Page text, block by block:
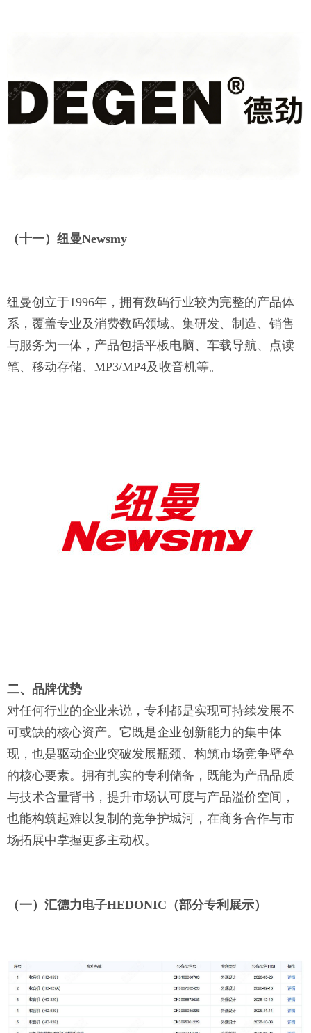
（十一）纽曼Newsmy
纽曼创立于1996年，拥有数码行业较为完整的产品体
系，覆盖专业及消费数码领域。集研发、制造、销售
与服务为一体，产品包括平板电脑、车载导航、点读
笔、移动存储、MP3/MP4及收音机等。
二、品牌优势
对任何行业的企业来说，专利都是实现可持续发展不
可或缺的核心资产。它既是企业创新能力的集中体
现，也是驱动企业突破发展瓶颈、构筑市场竞争壁垒
的核心要素。拥有扎实的专利储备，既能为产品品质
与技术含量背书，提升市场认可度与产品溢价空间，
也能构筑起难以复制的竞争护城河，在商务合作与市
场拓展中掌握更多主动权。
（一） 汇德力电子HEDONIC（部分专利展示）